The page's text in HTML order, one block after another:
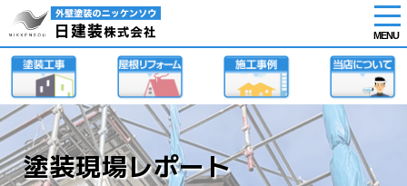
Skip
main
content
MENU
塗装現場レポート